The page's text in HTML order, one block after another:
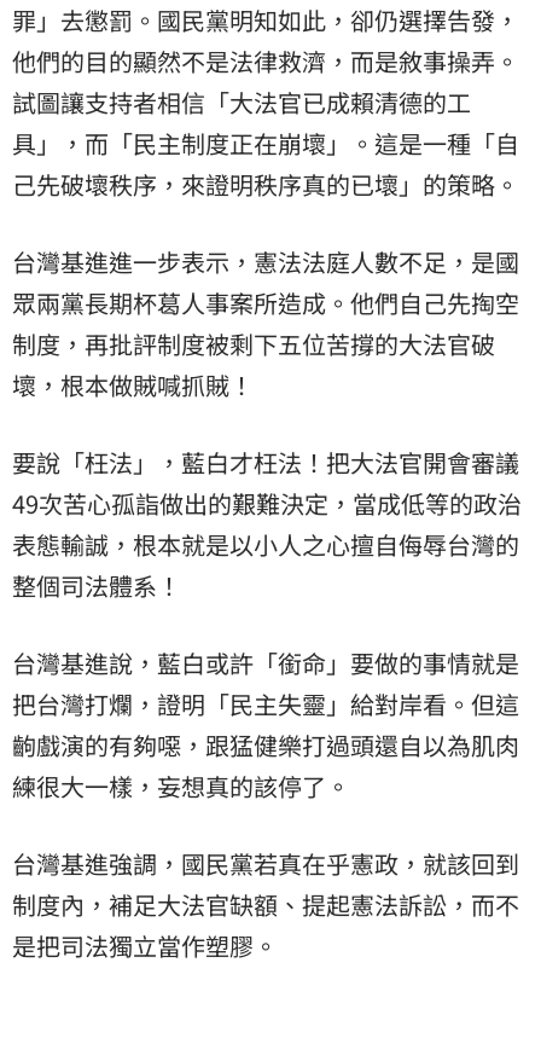
罪」去懲罰。國民黨明知如此，卻仍選擇告發，
他們的目的顯然不是法律救濟，而是敘事操弄。
試圖讓支持者相信「大法官已成賴清德的工
具」，而「民主制度正在崩壞」。這是一種「自
己先破壞秩序，來證明秩序真的已壞」的策略。
台灣基進進一步表示，憲法法庭人數不足，是國
眾兩黨長期杯葛人事案所造成。他們自己先掏空
制度，再批評制度被剩下五位苦撐的大法官破
壞，根本做賊喊抓賊！
要說「枉法」，藍白才枉法！把大法官開會審議
49次苦心孤詣做出的艱難決定，當成低等的政治
表態輸誠，根本就是以小人之心擅自侮辱台灣的
整個司法體系！
台灣基進說，藍白或許「銜命」要做的事情就是
把台灣打爛，證明「民主失靈」給對岸看。但這
齣戲演的有夠噁，跟猛健樂打過頭還自以為肌肉
練很大一樣，妄想真的該停了。
台灣基進強調，國民黨若真在乎憲政，就該回到
制度內，補足大法官缺額、提起憲法訴訟，而不
是把司法獨立當作塑膠。